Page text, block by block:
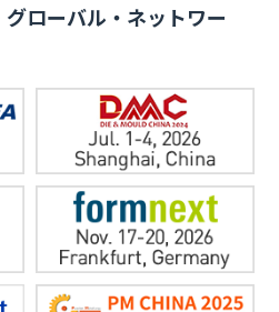
ローバル・ネットワー